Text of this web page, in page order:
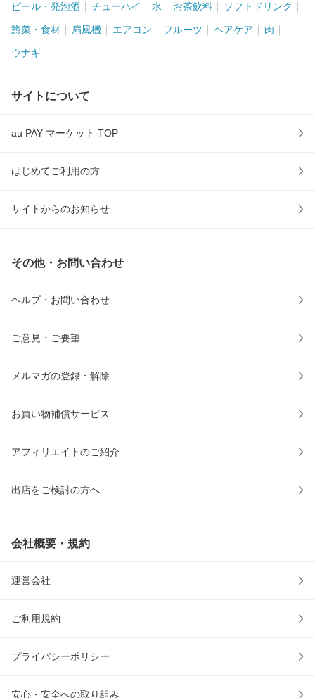
ビール・発泡酒 チューハイ 水 お茶飲料 ソフトドリンク
惣菜・食材 扇風機 エアコン フルーツ ヘアケア 肉
ウナギ
サイトについて
au PAY マーケット TOP
はじめてご利用の方
サイトからのお知らせ
その他・お問い合わせ
ヘルプ・お問い合わせ
ご意見・ご要望
メルマガの登録・解除
お買い物補償サービス
アフィリエイトのご紹介
出店をご検討の方へ
会社概要・規約
運営会社
ご利用規約
プライバシーポリシー
安心・安全への取り組み